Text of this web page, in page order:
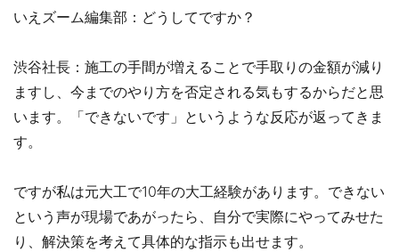
いえズーム編集部：どうしてですか？
渋谷社長：施工の手間が増えることで手取りの金額が減り
ますし、今までのやり方を否定される気もするからだと思
います。「できないです」というような反応が返ってきま
す。
ですが私は元大工で10年の大工経験があります。できない
という声が現場であがったら、自分で実際にやってみせた
り、解決策を考えて具体的な指示も出せます。